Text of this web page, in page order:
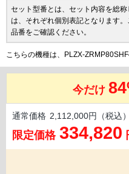
セット型番とは、セット内容を総
は、それぞれ個別表記となります
品番をご確認ください。
こちらの機種は、PLZX-
今だけ
通常価格 2,112,000円（税込）
限定価格 334,820